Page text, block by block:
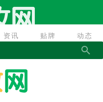
资讯 贴牌 动态
资讯